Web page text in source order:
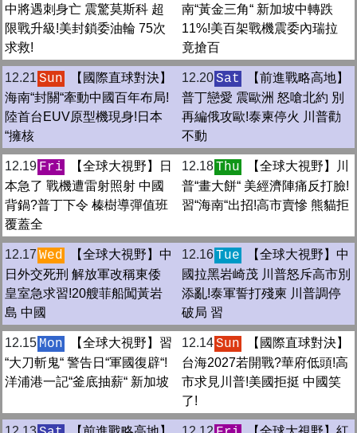
中將遇刺身亡 震驚莫斯科 超
限戰升級!美封鎖委油輪 75次
求救!
南“黃金三角“ 新加坡中轉跌
11%!美百架戰機震委內瑞拉
竟搶百
12.21 Sun
【國際直球對決】
海南“封關“牽動中國百年布局!
陸首台EUV原型機現身!日本
“擁核
12.20Sat
【前進戰略高地】
普丁戀愛 震歐洲 怒嗆北約 別
再編俄攻歐!泰柬停火 川普勸
不動
12.19 Fri
【全球大視野】日
本急了 戰機遭雷射照射 中國
背鍋?普丁下令 榛樹導彈值班
覆蓋全
12.18Thu
【全球大視野】川
普“畫大餅“ 美經濟陣痛反打臉!
習“海南“出招!高市賣慘 熊貓拒
12.17 Wed
【全球大視野】中
日外交死刑 解放軍改稱東倭
皇室急求習!20艘菲船闖黃岩
島 中國
12.16Tue
【全球大視野】中
國拉黑岩崎茂 川普怒斥高市別
添亂!泰軍誓打殘柬 川普調停
破局 習
12.15 Mon
【全球大視野】習
“大刀斬鬼“ 警告日“軍國復辟“!
洋浦港一記“釜底抽薪“ 新加坡
12.14Sun
【國際直球對決】
台海2027若開戰?華府低頭!高
市求見川普!美國拒挺 中國笑
了!